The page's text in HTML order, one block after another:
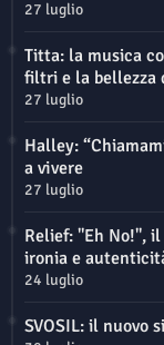
27 luglio
Titta: la musica
filtri e la bellezza
27 luglio
Halley:
a vivere
27 luglio
Relief: "Eh No!",
ironia e
24 luglio
SVOSIL: il nuovo